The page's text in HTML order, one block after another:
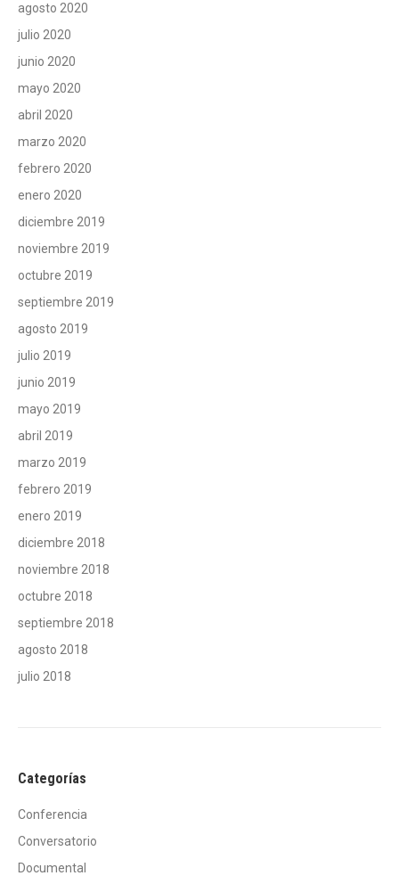
agosto 2020
julio 2020
junio 2020
mayo 2020
abril 2020
marzo 2020
febrero 2020
enero 2020
diciembre 2019
noviembre 2019
octubre 2019
septiembre 2019
agosto 2019
julio 2019
junio 2019
mayo 2019
abril 2019
marzo 2019
febrero 2019
enero 2019
diciembre 2018
noviembre 2018
octubre 2018
septiembre 2018
agosto 2018
julio 2018
Categorías
Conferencia
Conversatorio
Documental